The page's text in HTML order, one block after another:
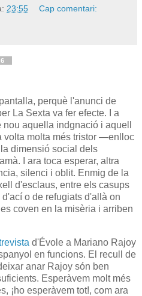
23:55 Cap comentari:
perquè l'anunci de
La Sexta va fer efecte. I a
aquella indgnació i aquell
volta molta més tristor —enlloc
dimensió social dels
I ara toca esperar, altra
silenci i oblit. Enmig de la
d'esclaus, entre els casups
o de refugiats d'allà on
coven en la misèria i arriben
d'Évole a Mariano Rajoy
en funcions. El recull de
anar Rajoy són ben
Esperàvem molt més
¡ho esperàvem tot!, com ara